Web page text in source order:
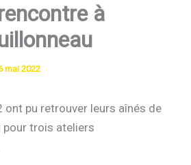
à
mai 2022
ont pu retrouver leurs aînés de
pour trois ateliers